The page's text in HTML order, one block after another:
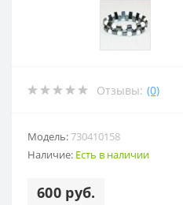
Отзывы: (0)
Модель:730410158
Наличие: Есть в наличии
600 руб.